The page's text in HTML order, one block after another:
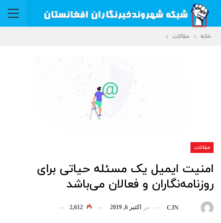
خانه مقالات
مقالات
امنیت ایمیل یک مسئله حیاتی برای
روزنامه‌نگاران و فعالان می‌باشد
CJN در اکتبر 6, 2019 2,612